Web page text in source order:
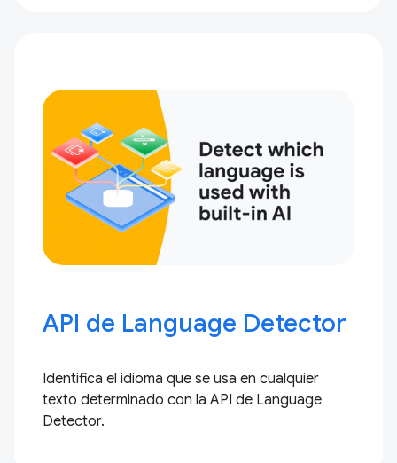
API de Language Detector
Identifica el idioma que se usa en cualquier
texto determinado con la API de Language
Detector.